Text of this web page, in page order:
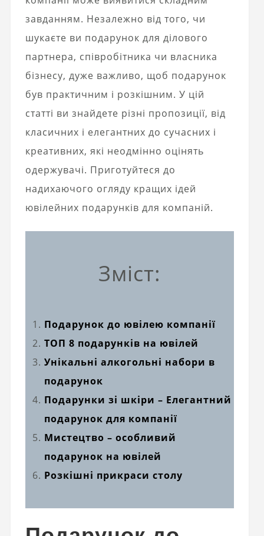
завданням. Незалежно від того, чи
шукаєте ви подарунок для ділового
партнера, співробітника чи власника
бізнесу, дуже важливо, щоб подарунок
був практичним і розкішним. У цій
статті ви знайдете різні пропозиції, від
класичних і елегантних до сучасних і
креативних, які неодмінно оцінять
одержувачі. Приготуйтеся до
надихаючого огляду кращих ідей
ювілейних подарунків для компаній.
Зміст:
Подарунок до ювілею компанії
ТОП 8 подарунків на ювілей
Унікальні алкогольні набори в
подарунок
Подарунки зі шкіри – Елегантний
подарунок для компанії
Мистецтво – особливий
подарунок на ювілей
Розкішні прикраси столу